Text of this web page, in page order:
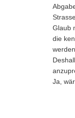
Glaub
die
Ja,